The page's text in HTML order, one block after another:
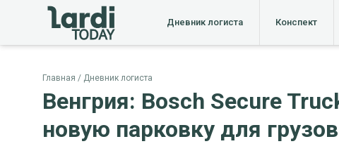
Дневник логиста Конспект
Главная Дневник логиста
Венгрия: Bosch Secure
новую парковку для